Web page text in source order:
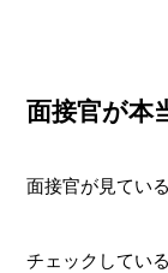
面接官が本
面接官が見てい
チェックしてい